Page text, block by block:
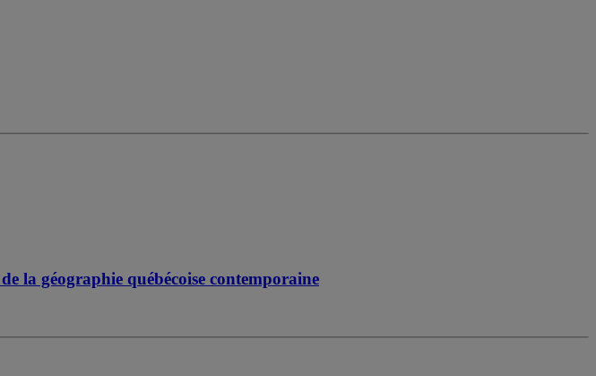
la géographie québécoise contemporaine